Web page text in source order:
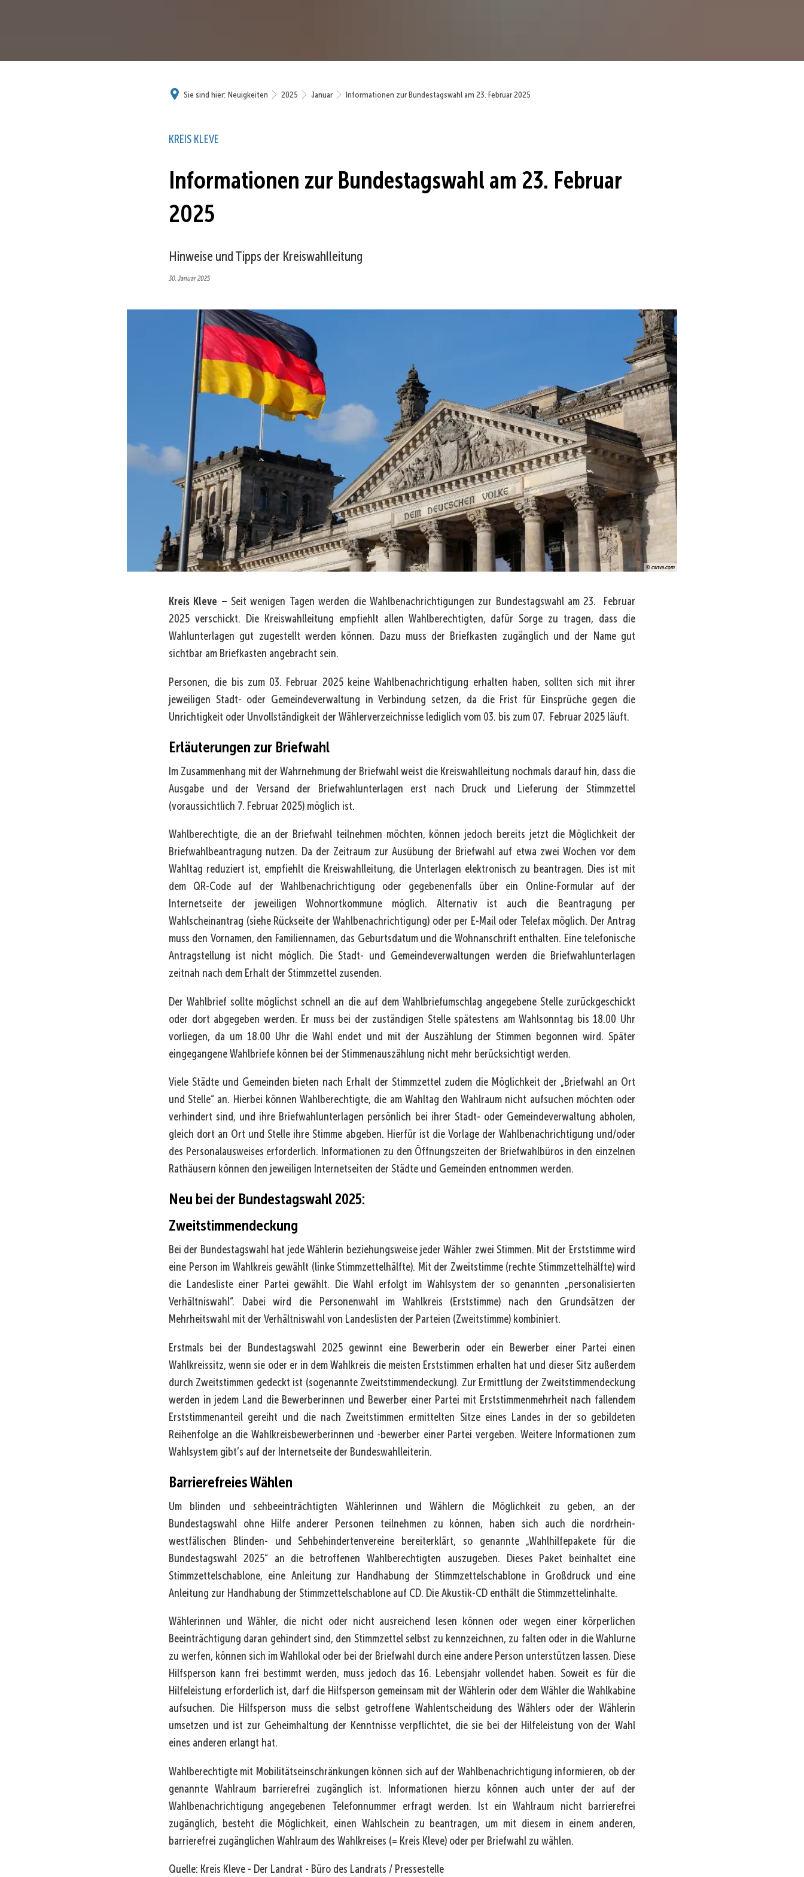
Sie sind hier: Neuigkeiten 2025 Januar Informationen zur Bundestagswahl am 23. Februar 2025
KREIS KLEVE
Informationen zur Bundestagswahl am 23. Februar
2025
Hinweise und Tipps der Kreiswahlleitung
30. Januar 2025
© canva.com
Kreis Kleve – Seit wenigen Tagen werden die Wahlbenachrichtigungen zur Bundestagswahl am 23. Februar
2025 verschickt. Die Kreiswahlleitung empfiehlt allen Wahlberechtigten, dafür Sorge zu tragen, dass die
Wahlunterlagen gut zugestellt werden können. Dazu muss der Briefkasten zugänglich und der Name gut
sichtbar am Briefkasten angebracht sein.
Personen, die bis zum 03. Februar 2025 keine Wahlbenachrichtigung erhalten haben, sollten sich mit ihrer
jeweiligen Stadt- oder Gemeindeverwaltung in Verbindung setzen, da die Frist für Einsprüche gegen die
Unrichtigkeit oder Unvollständigkeit der Wählerverzeichnisse lediglich vom 03. bis zum 07. Februar 2025 läuft.
Erläuterungen zur Briefwahl
Im Zusammenhang mit der Wahrnehmung der Briefwahl weist die Kreiswahlleitung nochmals darauf hin, dass die
Ausgabe und der Versand der Briefwahlunterlagen erst nach Druck und Lieferung der Stimmzettel
(voraussichtlich 7. Februar 2025) möglich ist.
Wahlberechtigte, die an der Briefwahl teilnehmen möchten, können jedoch bereits jetzt die Möglichkeit der
Briefwahlbeantragung nutzen. Da der Zeitraum zur Ausübung der Briefwahl auf etwa zwei Wochen vor dem
Wahltag reduziert ist, empfiehlt die Kreiswahlleitung, die Unterlagen elektronisch zu beantragen. Dies ist mit
dem QR-Code auf der Wahlbenachrichtigung oder gegebenenfalls über ein Online-Formular auf der
Internetseite der jeweiligen Wohnortkommune möglich. Alternativ ist auch die Beantragung per
Wahlscheinantrag (siehe Rückseite der Wahlbenachrichtigung) oder per E-Mail oder Telefax möglich. Der Antrag
muss den Vornamen, den Familiennamen, das Geburtsdatum und die Wohnanschrift enthalten. Eine telefonische
Antragstellung ist nicht möglich. Die Stadt- und Gemeindeverwaltungen werden die Briefwahlunterlagen
zeitnah nach dem Erhalt der Stimmzettel zusenden.
Der Wahlbrief sollte möglichst schnell an die auf dem Wahlbriefumschlag angegebene Stelle zurückgeschickt
oder dort abgegeben werden. Er muss bei der zuständigen Stelle spätestens am Wahlsonntag bis 18.00 Uhr
vorliegen, da um 18.00 Uhr die Wahl endet und mit der Auszählung der Stimmen begonnen wird. Später
eingegangene Wahlbriefe können bei der Stimmenauszählung nicht mehr berücksichtigt werden.
Viele Städte und Gemeinden bieten nach Erhalt der Stimmzettel zudem die Möglichkeit der „Briefwahl an Ort
und Stelle“ an. Hierbei können Wahlberechtigte, die am Wahltag den Wahlraum nicht aufsuchen möchten oder
verhindert sind, und ihre Briefwahlunterlagen persönlich bei ihrer Stadt- oder Gemeindeverwaltung abholen,
gleich dort an Ort und Stelle ihre Stimme abgeben. Hierfür ist die Vorlage der Wahlbenachrichtigung und/oder
des Personalausweises erforderlich. Informationen zu den Öffnungszeiten der Briefwahlbüros in den einzelnen
Rathäusern können den jeweiligen Internetseiten der Städte und Gemeinden entnommen werden.
Neu bei der Bundestagswahl 2025:
Zweitstimmendeckung
Bei der Bundestagswahl hat jede Wählerin beziehungsweise jeder Wähler zwei Stimmen. Mit der Erststimme wird
eine Person im Wahlkreis gewählt (linke Stimmzettelhälfte). Mit der Zweitstimme (rechte Stimmzettelhälfte) wird
die Landesliste einer Partei gewählt. Die Wahl erfolgt im Wahlsystem der so genannten „personalisierten
Verhältniswahl“. Dabei wird die Personenwahl im Wahlkreis (Erststimme) nach den Grundsätzen der
Mehrheitswahl mit der Verhältniswahl von Landeslisten der Parteien (Zweitstimme) kombiniert.
Erstmals bei der Bundestagswahl 2025 gewinnt eine Bewerberin oder ein Bewerber einer Partei einen
Wahlkreissitz, wenn sie oder er in dem Wahlkreis die meisten Erststimmen erhalten hat und dieser Sitz außerdem
durch Zweitstimmen gedeckt ist (sogenannte Zweitstimmendeckung). Zur Ermittlung der Zweitstimmendeckung
werden in jedem Land die Bewerberinnen und Bewerber einer Partei mit Erststimmenmehrheit nach fallendem
Erststimmenanteil gereiht und die nach Zweitstimmen ermittelten Sitze eines Landes in der so gebildeten
Reihenfolge an die Wahlkreisbewerberinnen und -bewerber einer Partei vergeben. Weitere Informationen zum
Wahlsystem gibt’s auf der Internetseite der Bundeswahlleiterin.
Barrierefreies Wählen
Um blinden und sehbeeinträchtigten Wählerinnen und Wählern die Möglichkeit zu geben, an der
Bundestagswahl ohne Hilfe anderer Personen teilnehmen zu können, haben sich auch die nordrhein-
westfälischen Blinden- und Sehbehindertenvereine bereiterklärt, so genannte „Wahlhilfepakete für die
Bundestagswahl 2025“ an die betroffenen Wahlberechtigten auszugeben. Dieses Paket beinhaltet eine
Stimmzettelschablone, eine Anleitung zur Handhabung der Stimmzettelschablone in Großdruck und eine
Anleitung zur Handhabung der Stimmzettelschablone auf CD. Die Akustik-CD enthält die Stimmzettelinhalte.
Wählerinnen und Wähler, die nicht oder nicht ausreichend lesen können oder wegen einer körperlichen
Beeinträchtigung daran gehindert sind, den Stimmzettel selbst zu kennzeichnen, zu falten oder in die Wahlurne
zu werfen, können sich im Wahllokal oder bei der Briefwahl durch eine andere Person unterstützen lassen. Diese
Hilfsperson kann frei bestimmt werden, muss jedoch das 16. Lebensjahr vollendet haben. Soweit es für die
Hilfeleistung erforderlich ist, darf die Hilfsperson gemeinsam mit der Wählerin oder dem Wähler die Wahlkabine
aufsuchen. Die Hilfsperson muss die selbst getroffene Wahlentscheidung des Wählers oder der Wählerin
umsetzen und ist zur Geheimhaltung der Kenntnisse verpflichtet, die sie bei der Hilfeleistung von der Wahl
eines anderen erlangt hat.
Wahlberechtigte mit Mobilitätseinschränkungen können sich auf der Wahlbenachrichtigung informieren, ob der
genannte Wahlraum barrierefrei zugänglich ist. Informationen hierzu können auch unter der auf der
Wahlbenachrichtigung angegebenen Telefonnummer erfragt werden. Ist ein Wahlraum nicht barrierefrei
zugänglich, besteht die Möglichkeit, einen Wahlschein zu beantragen, um mit diesem in einem anderen,
barrierefrei zugänglichen Wahlraum des Wahlkreises (= Kreis Kleve) oder per Briefwahl zu wählen.
Quelle: Kreis Kleve - Der Landrat - Büro des Landrats / Pressestelle